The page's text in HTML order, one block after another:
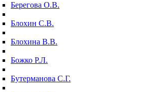
Берегова О.В.
Блохин С.В.
Блохина В.В.
Божко Р.Л.
Бутерманова С.Г.